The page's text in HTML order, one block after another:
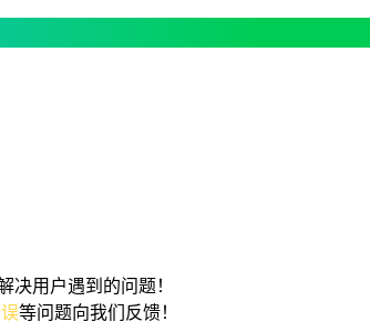
决用户遇到的问题！
等问题向我们反馈！